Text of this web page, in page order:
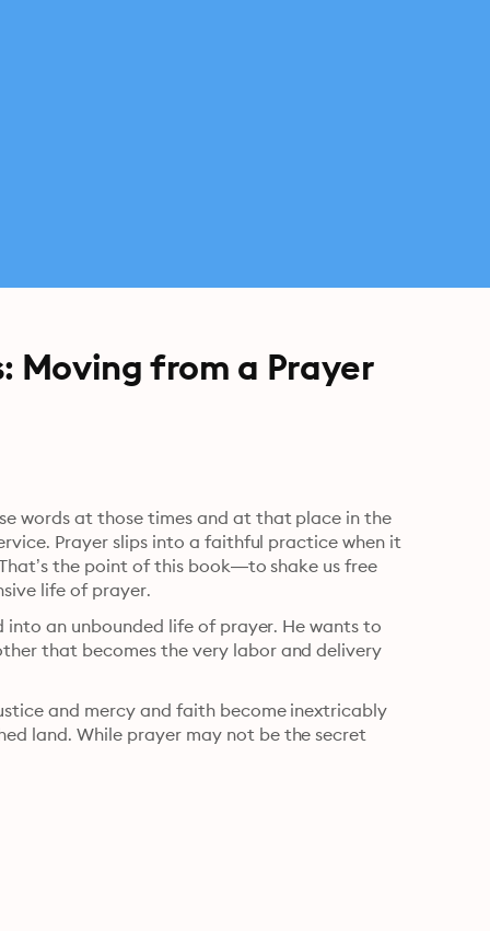
Moving from a Prayer
words at those times and at that place in the
Prayer slips into a faithful practice when it
the point of this book—to shake us free
life of prayer.
into an unbounded life of prayer. He wants to
that becomes the very labor and delivery
and mercy and faith become inextricably
land. While prayer may not be the secret